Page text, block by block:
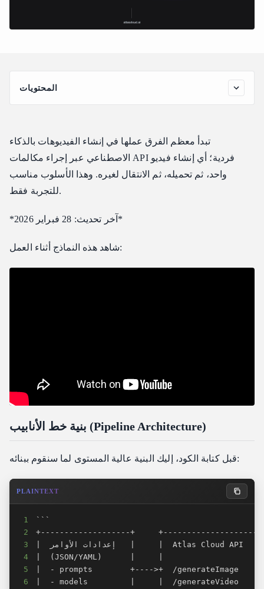
المحتويات
بنية خط الأنابيب (Pipeline Architecture)
الخطوة 1: احصل على مفتاح الـ API الخاص بك
الخطوة 2: تثبيت المكتبات البرمجية
كود خط الأنابيب الكامل
استخدام خط الأنابيب
الاستخدام الأساسي: صور مصغرة + فيديوهات
تفاصيل التنفيذ الرئيسية
الاستعلام بالتراجع الأسي (Exponential Backoff Polling)
وظائف Cron للإنشاء المجدول
الأسئلة الشائعة
كم من الوقت تستغرق طلبات إنشاء الفيديو؟
ماذا يحدث إذا فشل الإنشاء أثناء المجموعة؟
تبدأ معظم الفرق عملها في إنشاء الفيديوهات بالذكاء
الاصطناعي عبر إجراء مكالمات API فردية؛ أي إنشاء فيديو
واحد، ثم تحميله، ثم الانتقال لغيره. وهذا الأسلوب مناسب
للتجربة فقط.
*آخر تحديث: 28 فبراير 2026*
شاهد هذه النماذج أثناء العمل:
بنية خط الأنابيب (Pipeline Architecture)
قبل كتابة الكود، إليك البنية عالية المستوى لما سنقوم ببنائه:
PLAINTEXT
1
2
3
4
5
6